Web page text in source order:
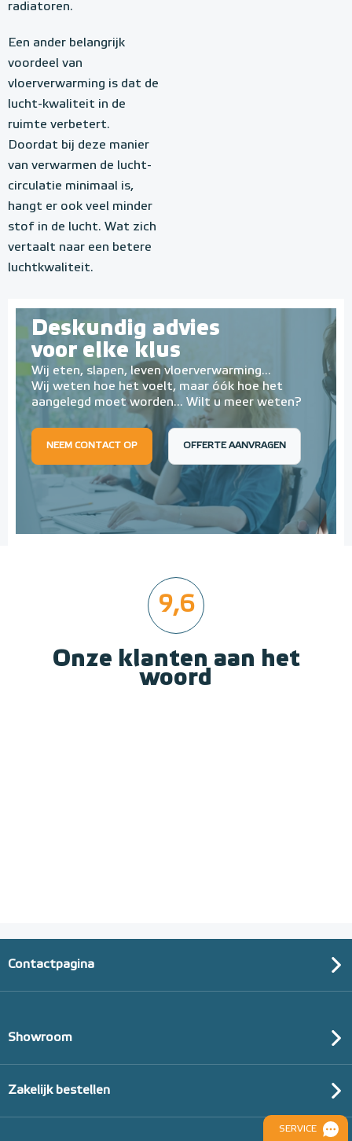
radiatoren.
Een ander belangrijk
voordeel van
vloerverwarming is dat de
lucht-kwaliteit in de
ruimte verbetert.
Doordat bij deze manier
van verwarmen de lucht-
circulatie minimaal is,
hangt er ook veel minder
stof in de lucht. Wat zich
vertaalt naar een betere
luchtkwaliteit.
Deskundig advies
voor elke klus
Wij eten, slapen, leven vloerverwarming...
Wij weten hoe het voelt, maar óók hoe het
aangelegd moet worden... Wilt u meer weten?
NEEM CONTACT OP OFFERTE AANVRAGEN
9,6
Onze klanten aan het
woord
Contactpagina
Showroom
Zakelijk bestellen
SERVICE